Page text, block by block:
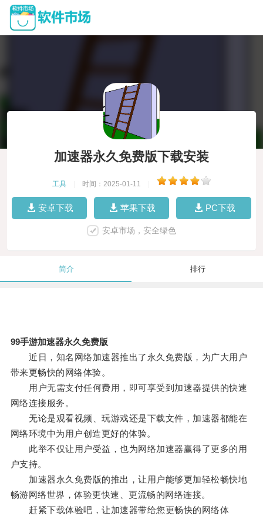
加速器永久免费版下载安装
工具 时间：2025-01-11
安卓下载 苹果下载 PC下载
安卓市场，安全绿色
简介 排行
99手游加速器永久免费版
近日，知名网络加速器推出了永久免费版，为广大用户
带来更畅快的网络体验。
用户无需支付任何费用，即可享受到加速器提供的快速
网络连接服务。
无论是观看视频、玩游戏还是下载文件，加速器都能在
网络环境中为用户创造更好的体验。
此举不仅让用户受益，也为网络加速器赢得了更多的用
户支持。
加速器永久免费版的推出，让用户能够更加轻松畅快地
畅游网络世界，体验更快速、更流畅的网络连接。
赶紧下载体验吧，让加速器带给您更畅快的网络体